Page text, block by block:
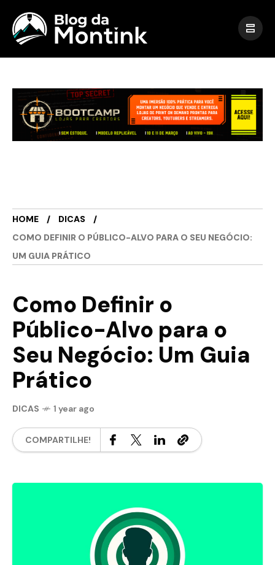
HOME
DICAS
COMO DEFINIR O PÚBLICO-ALVO PARA O SEU NEGÓCIO:
UM GUIA PRÁTICO
Como Definir o
Público-Alvo para o
Seu Negócio: Um Guia
Prático
DICAS 1 year ago
COMPARTILHE!